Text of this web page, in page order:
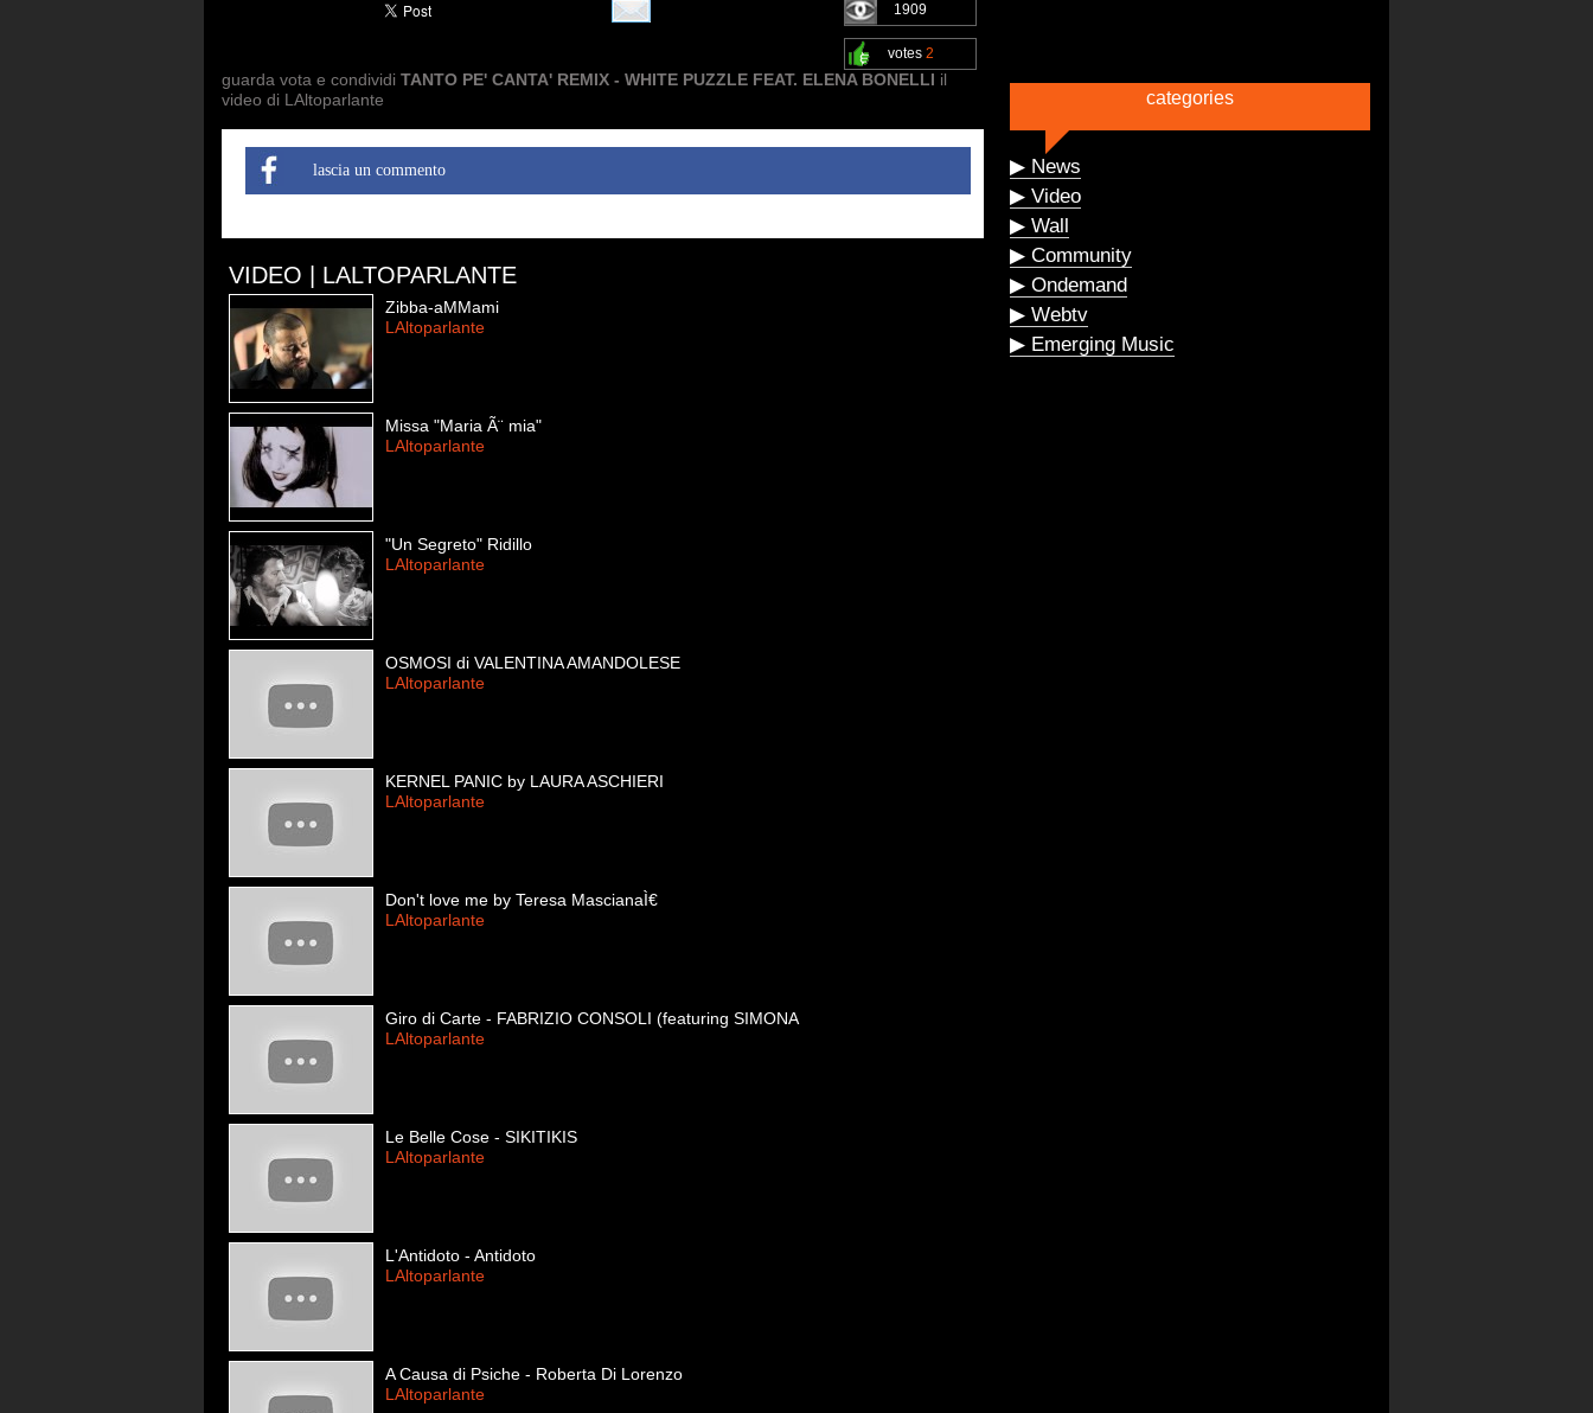
1909
votes 2
guarda vota e condividi TANTO PE' CANTA' REMIX - WHITE PUZZLE FEAT. ELENA BONELLI il
video di LAltoparlante
lascia un commento
VIDEO | LALTOPARLANTE
Zibba-aMMami
LAltoparlante
Missa "Maria Ã¨ mia"
LAltoparlante
"Un Segreto" Ridillo
LAltoparlante
OSMOSI di VALENTINA AMANDOLESE
LAltoparlante
KERNEL PANIC by LAURA ASCHIERI
LAltoparlante
Don't love me by Teresa MascianaÌ€
LAltoparlante
Giro di Carte - FABRIZIO CONSOLI (featuring SIMONA
LAltoparlante
Le Belle Cose - SIKITIKIS
LAltoparlante
L'Antidoto - Antidoto
LAltoparlante
A Causa di Psiche - Roberta Di Lorenzo
LAltoparlante
categories
▶ News
▶ Video
▶ Wall
▶ Community
▶ Ondemand
▶ Webtv
▶ Emerging Music